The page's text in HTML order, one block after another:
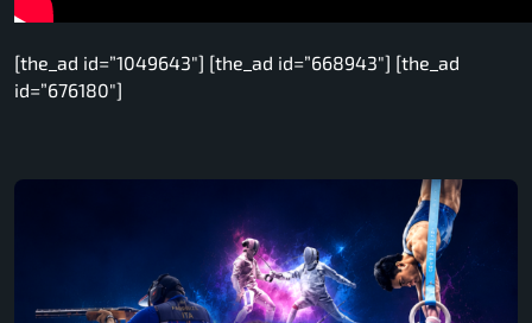
[the_ad id=”1049643″] [the_ad id=”668943″] [the_ad
id=”676180″]